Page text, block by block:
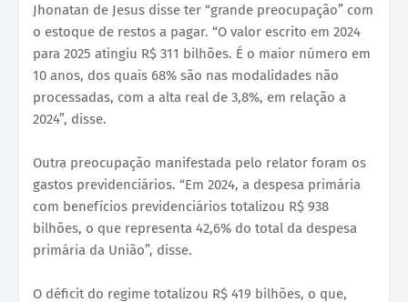
Jhonatan de Jesus disse ter “grande preocupação” com
o estoque de restos a pagar. “O valor escrito em 2024
para 2025 atingiu R$ 311 bilhões. É o maior número em
10 anos, dos quais 68% são nas modalidades não
processadas, com a alta real de 3,8%, em relação a
2024”, disse.
Outra preocupação manifestada pelo relator foram os
gastos previdenciários. “Em 2024, a despesa primária
com benefícios previdenciários totalizou R$ 938
bilhões, o que representa 42,6% do total da despesa
primária da União”, disse.
O déficit do regime totalizou R$ 419 bilhões, o que,